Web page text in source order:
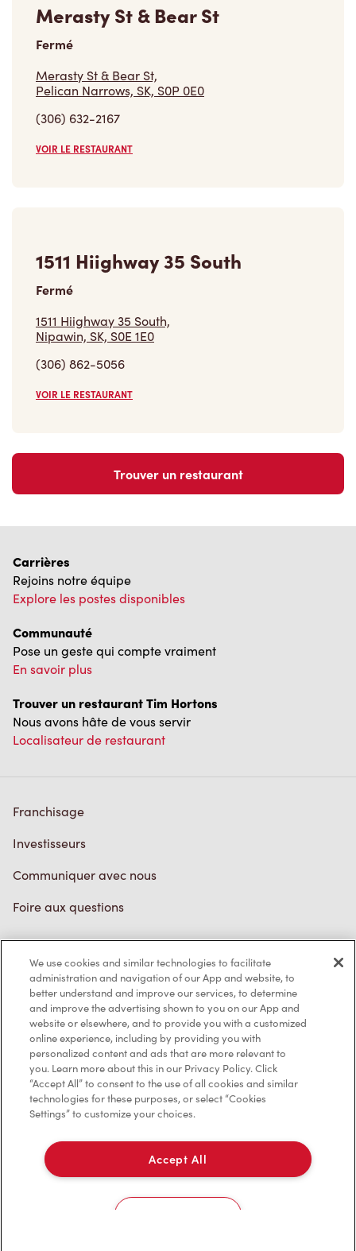
Merasty St & Bear St
Fermé
Merasty St & Bear St,
Pelican Narrows, SK, S0P 0E0
(306) 632-2167
VOIR LE RESTAURANT
1511 Hiighway 35 South
Fermé
1511 Hiighway 35 South,
Nipawin, SK, S0E 1E0
(306) 862-5056
VOIR LE RESTAURANT
Trouver un restaurant
Carrières
Rejoins notre équipe
Explore les postes disponibles
Communauté
Pose un geste qui compte vraiment
En savoir plus
Trouver un restaurant Tim Hortons
Nous avons hâte de vous servir
Localisateur de restaurant
Franchisage
Investisseurs
Communiquer avec nous
Foire aux questions
Politique de confidentialité
Conditions de service
Marques de commerce
Accessibilité
Diagnostic
Contactez-nous
We use cookies and similar technologies to facilitate
administration and navigation of our App and website, to
better understand and improve our services, to determine
and improve the advertising shown to you on our App and
website or elsewhere, and to provide you with a customized
online experience, including by providing you with
personalized content and ads that are more relevant to
you. Learn more about this in our Privacy Policy. Click
“Accept All” to consent to the use of all cookies and similar
technologies for these purposes, or select “Cookies
Settings” to customize your choices.
Accept All